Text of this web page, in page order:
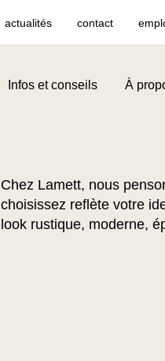
actualités contact
Infos et conseils À
Chez Lamett, nous
choisissez reflète votre
look rustique, moderne,